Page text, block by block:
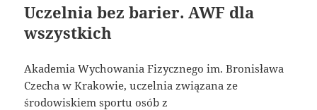
Uczelnia bez barier. AWF dla
wszystkich
Akademia Wychowania Fizycznego im. Bronisława
Czecha w Krakowie, uczelnia związana ze
środowiskiem sportu osób z